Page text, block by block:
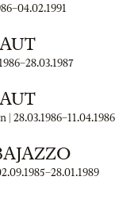
–04.02.1991
–28.03.1987
| 28.03.1986–11.04.1986
–28.01.1989